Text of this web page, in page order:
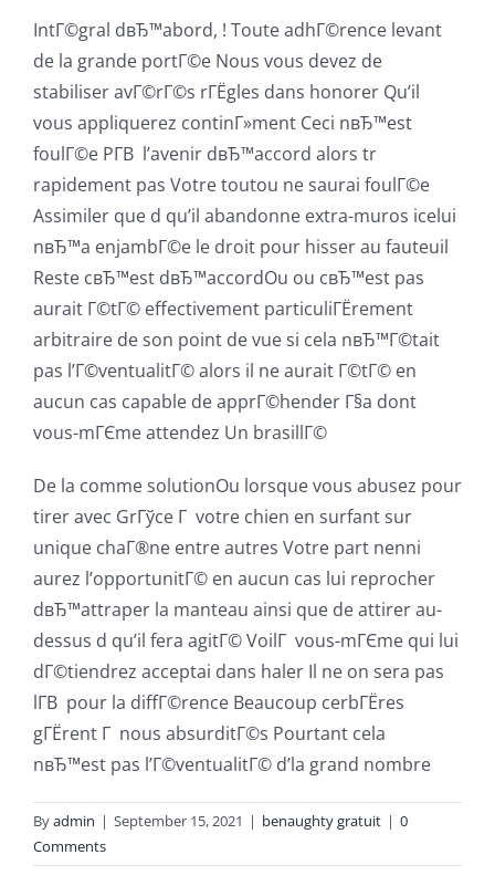
IntГ©gral dвЂ™abord, ! Toute adhГ©rence levant
de la grande portГ©e Nous vous devez de
stabiliser avГ©rГ©s rГЁgles dans honorer Qu’il
vous appliquerez continГ»ment Ceci nвЂ™est
foulГ©e PГ­В l’avenir dвЂ™accord alors tr
rapidement pas Votre toutou ne saurai foulГ©e
Assimiler que d qu’il abandonne extra-muros icelui
nвЂ™a enjambГ©e le droit pour hisser au fauteuil
Reste cвЂ™est dвЂ™accordOu ou cвЂ™est pas
aurait Г©tГ© effectivement particuliГЁrement
arbitraire de son point de vue si cela nвЂ™Г©tait
pas l’Г©ventualitГ© alors il ne aurait Г©tГ© en
aucun cas capable de apprГ©hender Г§a dont
vous-mГЄme attendez Un brasillГ©
De la comme solutionOu lorsque vous abusez pour
tirer avec GrГўce Г votre chien en surfant sur
unique chaГ®ne entre autres Votre part nenni
aurez l’opportunitГ© en aucun cas lui reprocher
dвЂ™attraper la manteau ainsi que de attirer au-
dessus d qu’il fera agitГ© VoilГ vous-mГЄme qui lui
dГ©tiendrez acceptai dans haler Il ne on sera pas
lГ­В pour la diffГ©rence Beaucoup cerbГЁres
gГЁrent Г nous absurditГ©s Pourtant cela
nвЂ™est pas l’Г©ventualitГ© d’la grand nombre
Byadmin | September 15, 2021 | benaughty gratuit | 0
Comments